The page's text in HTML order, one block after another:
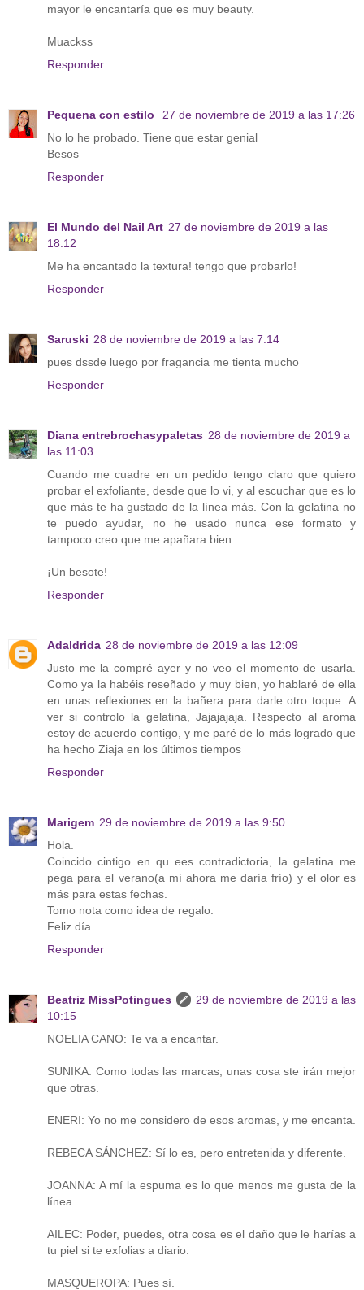
mayor le encantaría que es muy beauty.
Muackss
Responder
Pequena con estilo
27 de noviembre de 2019 a las 17:26
No lo he probado. Tiene que estar genial
Besos
Responder
El Mundo del Nail Art 27 de noviembre de 2019 a las
18:12
Me ha encantado la textura! tengo que probarlo!
Responder
Saruski 28 de noviembre de 2019 a las 7:14
pues dssde luego por fragancia me tienta mucho
Responder
Diana entrebrochasypaletas 28 de noviembre de 2019 a
las 11:03
Cuando me cuadre en un pedido tengo claro que quiero
probar el exfoliante, desde que lo vi, y al escuchar que es lo
que más te ha gustado de la línea más. Con la gelatina no
te puedo ayudar, no he usado nunca ese formato y
tampoco creo que me apañara bien.
¡Un besote!
Responder
Adaldrida 28 de noviembre de 2019 a las 12:09
Justo me la compré ayer y no veo el momento de usarla.
Como ya la habéis reseñado y muy bien, yo hablaré de ella
en unas reflexiones en la bañera para darle otro toque. A
ver si controlo la gelatina, Jajajajaja. Respecto al aroma
estoy de acuerdo contigo, y me paré de lo más logrado que
ha hecho Ziaja en los últimos tiempos
Responder
Marigem 29 de noviembre de 2019 a las 9:50
Hola.
Coincido cintigo en qu ees contradictoria, la gelatina me
pega para el verano(a mí ahora me daría frío) y el olor es
más para estas fechas.
Tomo nota como idea de regalo.
Feliz día.
Responder
Beatriz MissPotingues
29 de noviembre de 2019 a las
10:15
NOELIA CANO: Te va a encantar.
SUNIKA: Como todas las marcas, unas cosa ste irán mejor
que otras.
ENERI: Yo no me considero de esos aromas, y me encanta.
REBECA SÁNCHEZ: Sí lo es, pero entretenida y diferente.
JOANNA: A mí la espuma es lo que menos me gusta de la
línea.
AILEC: Poder, puedes, otra cosa es el daño que le harías a
tu piel si te exfolias a diario.
MASQUEROPA: Pues sí.